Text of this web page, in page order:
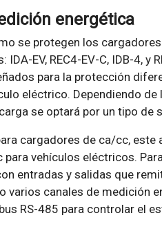
energética
se protegen los
EV, REC4-EV-C, IDB-4, y
para la protección
eléctrico. Dependiendo
se optará por un tipo de
cargadores de ca/cc, este
vehículos eléctricos.
entradas y salidas que
varios canales de medición
RS-485 para controlar el